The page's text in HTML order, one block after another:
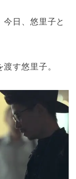
日、悠里子と
す悠里子。